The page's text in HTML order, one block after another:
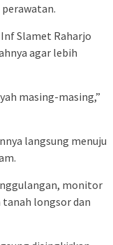
Slamet Raharjo
agar lebih
masing-masing,”
langsung menuju
monitor
tanah longsor dan